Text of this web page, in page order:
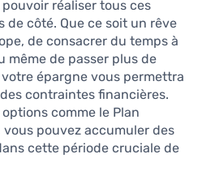
réaliser tous ces
de côté. Que ce soit un rêve
de consacrer du temps à
même de passer plus de
épargne vous permettra
contraintes financières.
comme le Plan
vous pouvez accumuler des
cette période cruciale de